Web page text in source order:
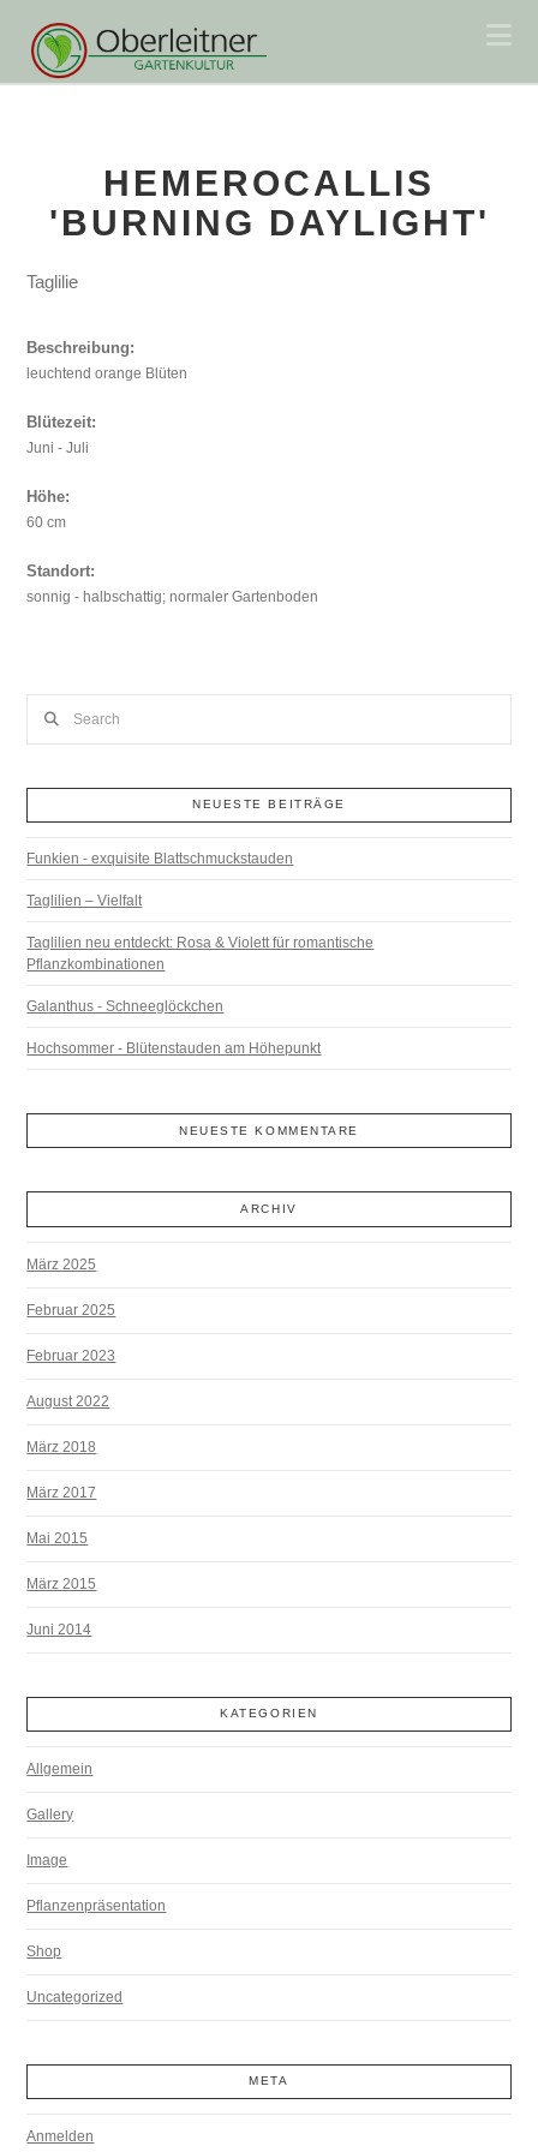
HEMEROCALLIS
'BURNING DAYLIGHT'
Taglilie
Beschreibung:
leuchtend orange Blüten
Blütezeit:
Juni - Juli
Höhe:
60 cm
Standort:
sonnig - halbschattig; normaler Gartenboden
NEUESTE BEITRÄGE
Funkien - exquisite Blattschmuckstauden
Taglilien – Vielfalt
Taglilien neu entdeckt: Rosa & Violett für romantische
Pflanzkombinationen
Galanthus - Schneeglöckchen
Hochsommer - Blütenstauden am Höhepunkt
NEUESTE KOMMENTARE
ARCHIV
März 2025
Februar 2025
Februar 2023
August 2022
März 2018
März 2017
Mai 2015
März 2015
Juni 2014
KATEGORIEN
Allgemein
Gallery
Image
Pflanzenpräsentation
Shop
Uncategorized
META
Anmelden